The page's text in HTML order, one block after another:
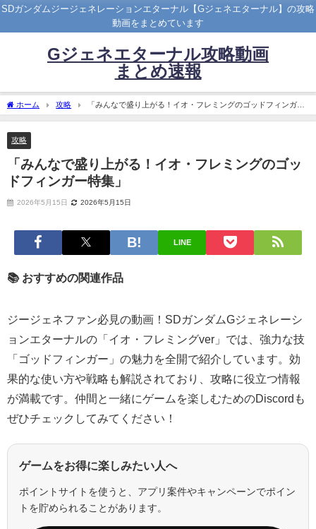
SDガンダムジージェネレーションエターナル【Gジェネエターナル】の攻略
動画をまとめています
Gジェネエターナル攻略動画
まとめ速報
ホーム 攻略
「みんなで盛り上がる！イオ・フレミングのゴッドフィンガー
特集」
攻略
「みんなで盛り上がる！イオ・フレミングのゴッ
ドフィンガー特集」
2026年5月15日 2026年5月15日
LINE
📚 おすすめの関連作品
ジージェネファン必見の動画！SDガンダムGジェネレーシ
ョンエターナルの「イオ・フレミングver」では、強力な技
「ゴッドフィンガー」の魅力を全開で紹介しています。効
果的な使い方や戦略も解説されており、攻略に役立つ情報
が満載です。仲間と一緒にゲームを楽しむためのDiscordも
ぜひチェックしてみてください！
ゲームをお得に楽しみたい人へ
ポイントサイトを使うと、アプリ案件やキャンペーンでポイン
トを貯められることがあります。